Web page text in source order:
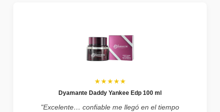
★★★★★
Dyamante Daddy Yankee Edp 100 ml
"Excelente… confiable me llegó en el tiempo